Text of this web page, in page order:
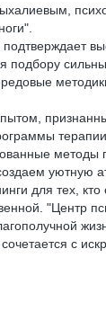
подтверждает
подбору
методы
уютную
для тех, кто
"Центр
с